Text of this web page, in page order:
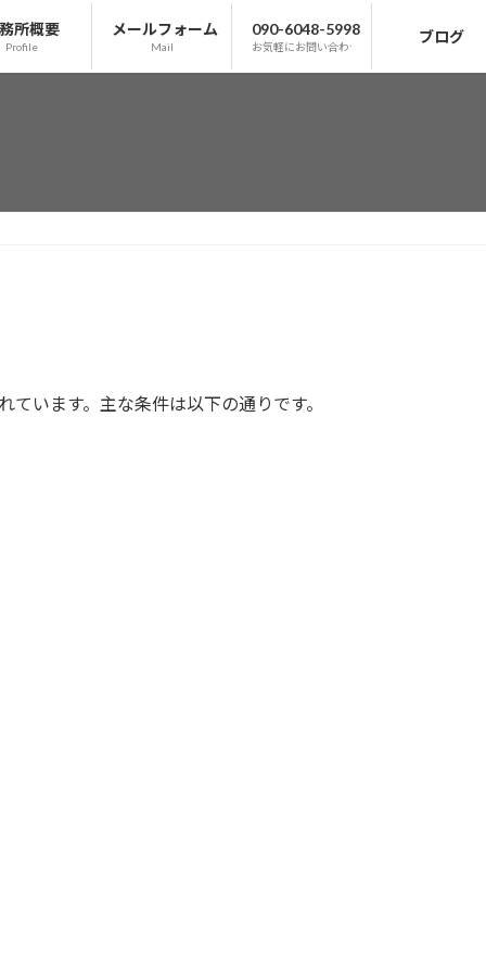
所概要
Profile
メールフォーム
Mail
090-6048-5998
お気軽にお問い合わせ下さい
ブログ
います。主な条件は以下の通りです。